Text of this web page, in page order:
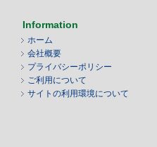
Information
ホーム
会社概要
プライバシーポリシー
ご利用について
サイトの利用環境について